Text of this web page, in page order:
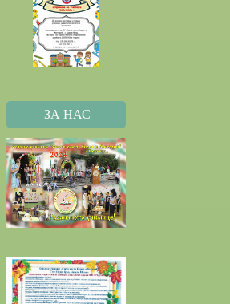
ЗА НАС